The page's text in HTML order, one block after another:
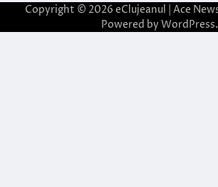
Copyright © 2026 eClujeanul | Ace
Powered by WordPress.